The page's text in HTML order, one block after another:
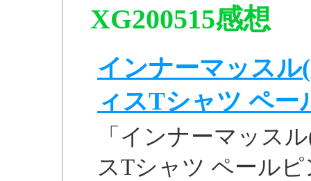
XG200515感想
インナーマッス
ィスTシャツ ペー
「インナーマッス
スTシャツ ペールピ